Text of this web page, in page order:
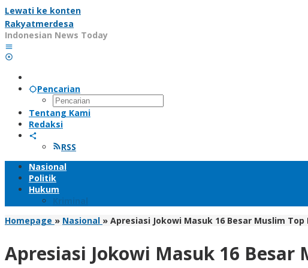
Lewati ke konten
Rakyatmerdesa
Indonesian News Today
Pencarian
Tentang Kami
Redaksi
RSS
Nasional
Politik
Hukum
Kriminal
Homepage » Nasional » Apresiasi Jokowi Masuk 16 Besar Muslim
Apresiasi Jokowi Masuk 16